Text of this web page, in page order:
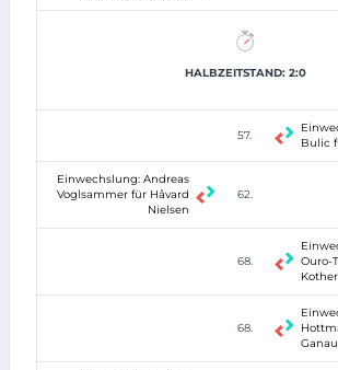
HALBZEITSTAND: 2:0
57.
Bulic
Einwechslung: Andreas
Voglsammer für Håvard
Nielsen
62.
68.
Ouro-
Kother
68.